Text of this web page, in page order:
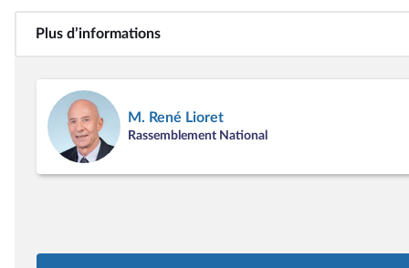
Plus d’informations
M. René Lioret
Rassemblement National